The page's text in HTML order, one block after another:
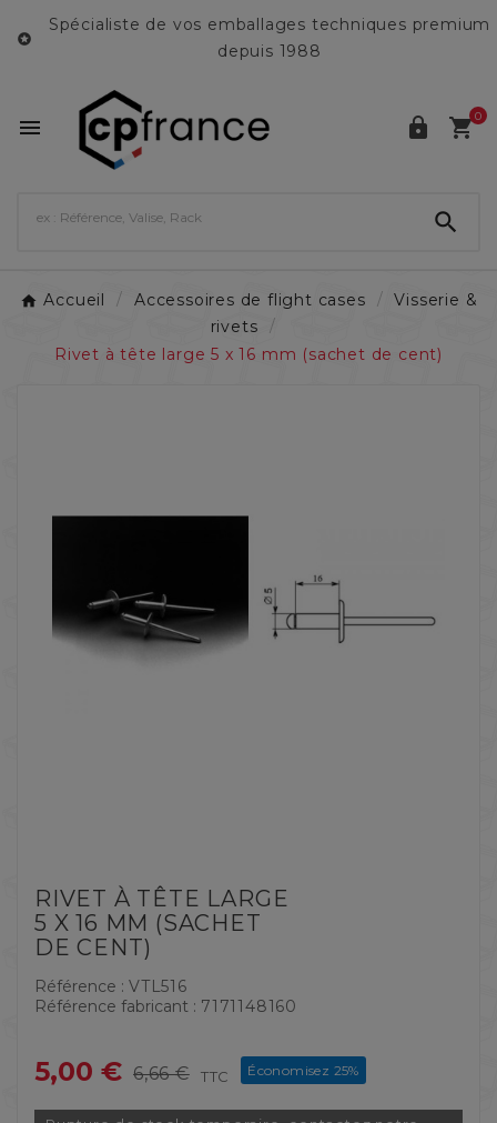

Spécialiste de vos emballages techniques premium
depuis 1988
  0

Accueil Accessoires de flight cases
Visserie &
rivets
Rivet à tête large 5 x 16 mm (sachet de cent)
RIVET À TÊTE LARGE
5 X 16 MM (SACHET
DE CENT)
Référence : VTL516
Référence fabricant : 7171148160
5,00 € 6,66 € TTC Économisez 25%